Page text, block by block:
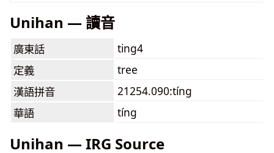
Unihan — 讀音
廣東話
ting4
定義
tree
漢語拼音
21254.090:tíng
華語
tíng
Unihan — IRG Source